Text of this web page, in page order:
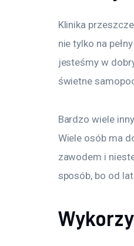
Klinika
nie tylko na
jesteśmy w
świetne
Bardzo wiele
Wiele osób ma
zawodem i
sposób, bo od